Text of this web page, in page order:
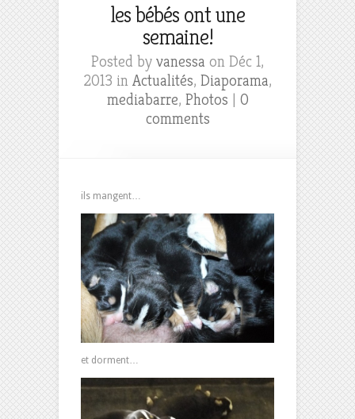
les bébés ont une
semaine!
Posted by vanessa on Déc 1,
2013 in Actualités, Diaporama,
mediabarre, Photos | 0
comments
ils mangent…
et dorment…